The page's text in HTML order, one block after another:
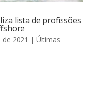
lista de profissões
2021 | Últimas